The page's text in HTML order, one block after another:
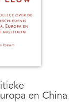
en China